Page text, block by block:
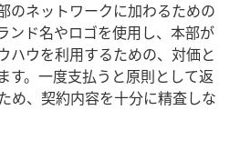
のネットワークに加わるための
ンド名やロゴを使用し、本部が
ハウを利用するための、対価と
す。一度支払うと原則として返
め、契約内容を十分に精査しな